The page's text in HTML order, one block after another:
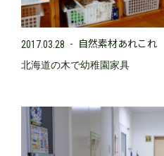
2017.03.28 自然素材あれこれ
北海道の木で幼稚園家具